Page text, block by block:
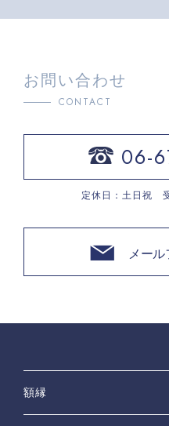
お問い合わせ
CONTACT
06-
定休日：土日祝
メー
額縁